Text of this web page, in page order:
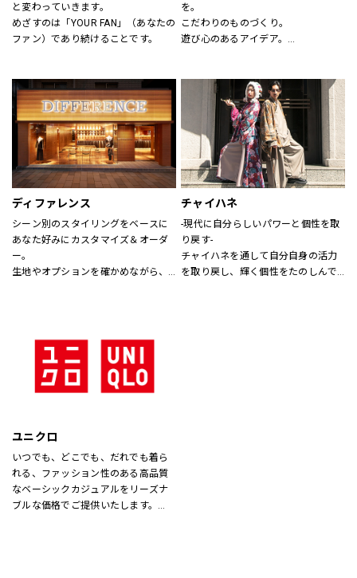
と変わっていきます。
めざすのは「YOUR FAN」（あなたの
ファン）であり続けることです。
を。
こだわりのものづくり。
遊び心のあるアイデア。
THE SHOP TKは、心地よい毎日をデ
ザインします。
ディファレンス
シーン別のスタイリングをベースに
あなた好みにカスタマイズ＆オーダ
ー。
生地やオプションを確かめながら、
チャイハネ
-現代に自分らしいパワーと個性を取
り戻す-
チャイハネを通して自分自身の活力
を取り戻し、輝く個性をたのしんで
ユニクロ
いつでも、どこでも、だれでも着ら
れる、ファッション性のある高品質
なベーシックカジュアルをリーズナ
ブルな価格でご提供いたします。